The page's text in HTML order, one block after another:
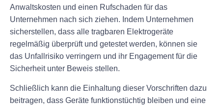
Anwaltskosten und einen Rufschaden für das
Unternehmen nach sich ziehen. Indem Unternehmen
sicherstellen, dass alle tragbaren Elektrogeräte
regelmäßig überprüft und getestet werden, können sie
das Unfallrisiko verringern und ihr Engagement für die
Sicherheit unter Beweis stellen.
Schließlich kann die Einhaltung dieser Vorschriften dazu
beitragen, dass Geräte funktionstüchtig bleiben und eine